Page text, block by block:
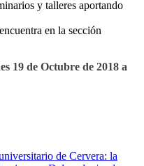
y talleres aportando
en la sección
19 de Octubre de 2018 a
de Cervera: la